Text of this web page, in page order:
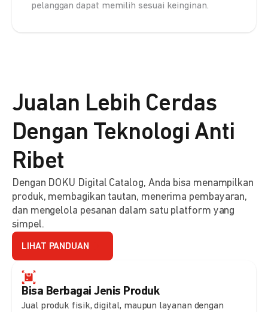
pelanggan dapat memilih sesuai keinginan.
Bisa Berbagai Jenis Produk
Jual produk fisik, digital, maupun layanan dengan
Jualan Lebih Cerdas
Dengan Teknologi Anti
Ribet
Dengan DOKU Digital Catalog, Anda bisa menampilkan
produk, membagikan tautan, menerima pembayaran,
dan mengelola pesanan dalam satu platform yang
simpel.
LIHAT PANDUAN